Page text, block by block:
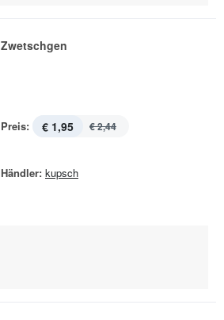
Zwetschgen
Preis: € 1,95 € 2,44
Händler: kupsch